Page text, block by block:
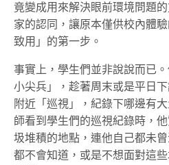
竟變成用來解決眼前環境問題
家的認同，讓原本僅供校內體
致用」的第一步。
事實上，學生們並非說說而已
小尖兵」，趁著周末或是平日
附近「巡視」，紀錄下哪邊有
師看到學生們的巡視紀錄時，
圾堆積的地點，連他自己都未
都不會知道，或是不想面對這